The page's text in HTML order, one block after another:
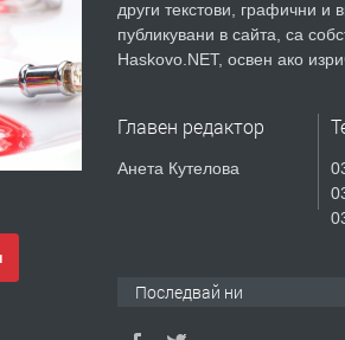
други текстови, графични и
публикувани в сайта, са
Haskovo.NET, освен ако
Главен редактор
Анета Кутелова
Последвай ни